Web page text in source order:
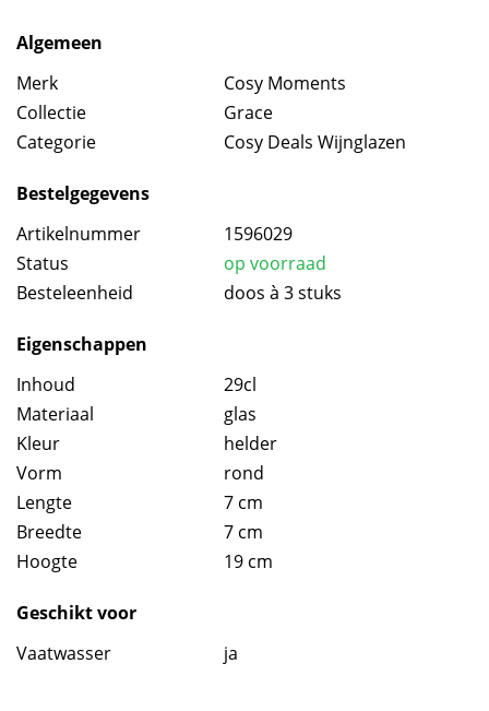
Algemeen
Merk
Cosy Moments
Collectie
Grace
Categorie
Cosy Deals Wijnglazen
Bestelgegevens
Artikelnummer
1596029
Status
op voorraad
Besteleenheid
doos à 3 stuks
Eigenschappen
Inhoud
29cl
Materiaal
glas
Kleur
helder
Vorm
rond
Lengte
7 cm
Breedte
7 cm
Hoogte
19 cm
Geschikt voor
Vaatwasser
ja